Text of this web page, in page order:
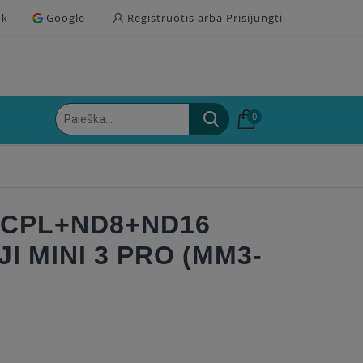
Google Registruotis arba Prisijungti
0
MINI 3 PRO (MM3-